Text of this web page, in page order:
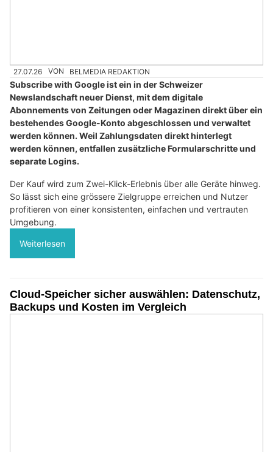
27.07.26 VON BELMEDIA REDAKTION
Subscribe with Google ist ein in der Schweizer
Newslandschaft neuer Dienst, mit dem digitale
Abonnements von Zeitungen oder Magazinen direkt über ein
bestehendes Google-Konto abgeschlossen und verwaltet
werden können. Weil Zahlungsdaten direkt hinterlegt
werden können, entfallen zusätzliche Formularschritte und
separate Logins.
Der Kauf wird zum Zwei-Klick-Erlebnis über alle Geräte hinweg.
So lässt sich eine grössere Zielgruppe erreichen und Nutzer
profitieren von einer konsistenten, einfachen und vertrauten
Umgebung.
Weiterlesen
Cloud-Speicher sicher auswählen: Datenschutz,
Backups und Kosten im Vergleich